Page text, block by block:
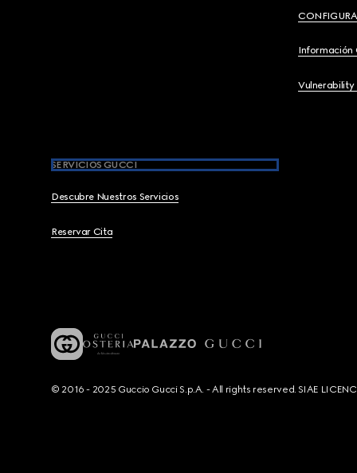
Información
Vulnerability
SERVICIOS GUCCI
Descubre Nuestros Servicios
Reservar Cita
© 2016 - 2025 Guccio Gucci S.p.A. - All rights reserved. SIAE